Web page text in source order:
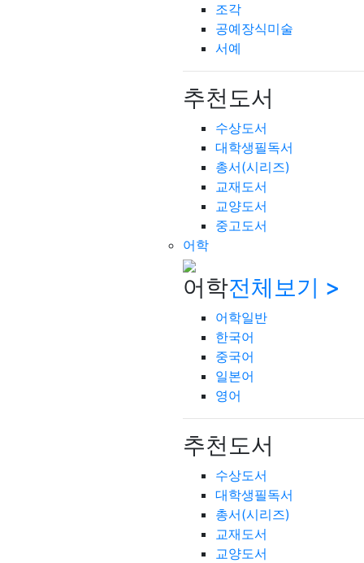
조각
공예장식미술
서예
추천도서
수상도서
대학생필독서
총서(시리즈)
교재도서
교양도서
중고도서
어학
어학전체보기 >
어학일반
한국어
중국어
일본어
영어
추천도서
수상도서
대학생필독서
총서(시리즈)
교재도서
교양도서